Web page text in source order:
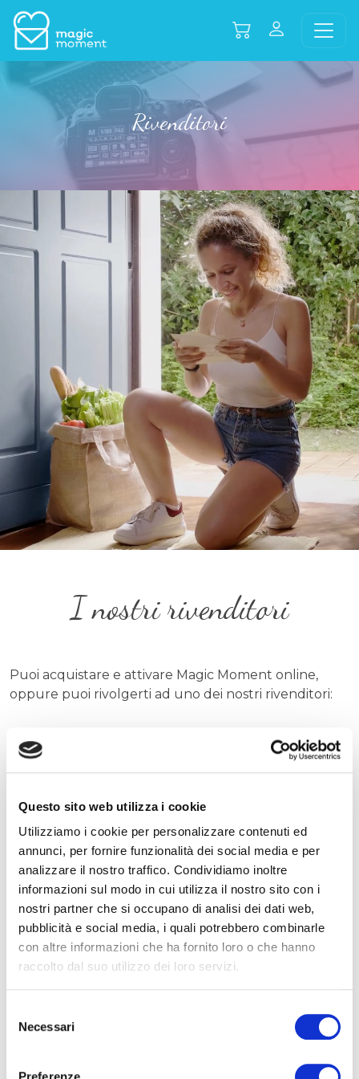
Questo sito web utilizza i cookie
Utilizziamo i cookie per personalizzare contenuti ed
annunci, per fornire funzionalità dei social media e per
analizzare il nostro traffico. Condividiamo inoltre
informazioni sul modo in cui utilizza il nostro sito con i
nostri partner che si occupano di analisi dei dati web,
pubblicità e social media, i quali potrebbero combinarle
con altre informazioni che ha fornito loro o che hanno
raccolto dal suo utilizzo dei loro servizi.
delNecessari
Preferenze
Rivenditori
I nostri rivenditori
Puoi acquistare e attivare Magic Moment online,
oppure puoi rivolgerti ad uno dei nostri rivenditori:
Rocco Cristello Ph.
Soresina (CR)
Opificio Grafico
Cremona (CR)
Sito web
TecnoFoto Di G. Rosani